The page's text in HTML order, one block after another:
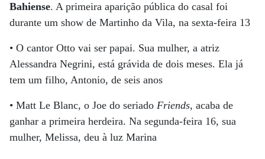
Bahiense. A primeira aparição pública do casal foi
durante um show de Martinho da Vila, na sexta-feira 13
• O cantor Otto vai ser papai. Sua mulher, a atriz
Alessandra Negrini, está grávida de dois meses. Ela já
tem um filho, Antonio, de seis anos
• Matt Le Blanc, o Joe do seriado Friends, acaba de
ganhar a primeira herdeira. Na segunda-feira 16, sua
mulher, Melissa, deu à luz Marina